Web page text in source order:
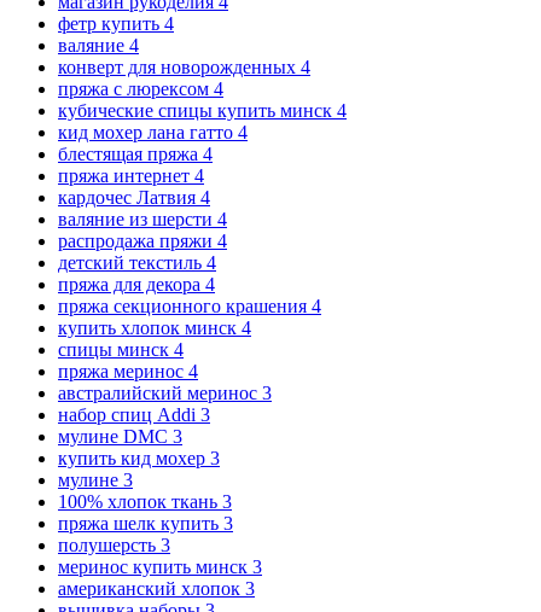
фетр купить 4
валяние 4
конверт для новорожденных 4
пряжа с люрексом 4
кубические спицы купить минск 4
кид мохер лана гатто 4
блестящая пряжа 4
пряжа интернет 4
кардочес Латвия 4
валяние из шерсти 4
распродажа пряжи 4
детский текстиль 4
пряжа для декора 4
пряжа секционного крашения 4
купить хлопок минск 4
спицы минск 4
пряжа меринос 4
австралийский меринос 3
набор спиц Addi 3
мулине DMC 3
купить кид мохер 3
мулине 3
100% хлопок ткань 3
пряжа шелк купить 3
полушерсть 3
меринос купить минск 3
американский хлопок 3